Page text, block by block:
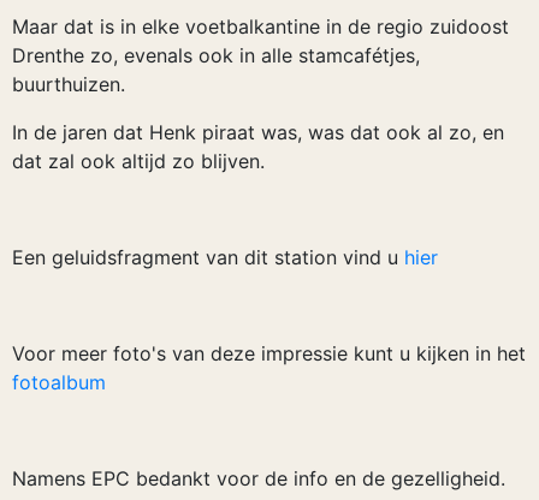
Maar dat is in elke voetbalkantine in de regio zuidoost
Drenthe zo, evenals ook in alle stamcafétjes,
buurthuizen.
In de jaren dat Henk piraat was, was dat ook al zo, en
dat zal ook altijd zo blijven.
Een geluidsfragment van dit station vind u hier
Voor meer foto's van deze impressie kunt u kijken in het
fotoalbum
Namens EPC bedankt voor de info en de gezelligheid.